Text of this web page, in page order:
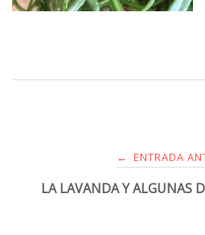
← ENTRADA
LA LAVANDA Y ALGUNAS